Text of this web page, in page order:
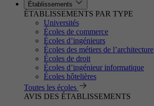
Établissements
ÉTABLISSEMENTS PAR TYPE
Universités
Écoles de commerce
Écoles d’ingénieurs
Écoles des métiers de l’architecture
Écoles de droit
Écoles d’ingénieur informatique
Écoles hôtelières
Toutes les écoles
AVIS DES ÉTABLISSEMENTS